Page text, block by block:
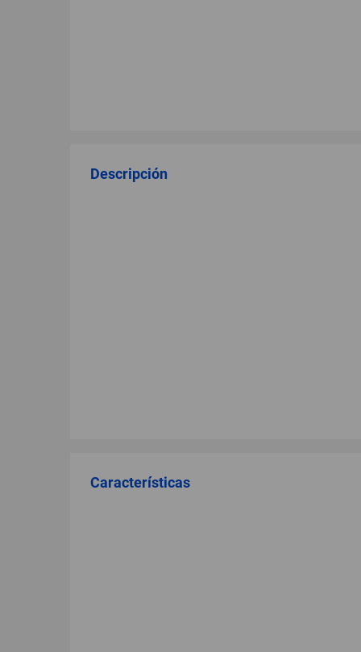
Descripción
Características